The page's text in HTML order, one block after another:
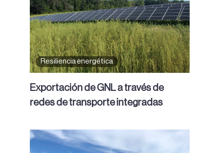
Resiliencia energética
Exportación de GNL a través de
redes de transporte integradas